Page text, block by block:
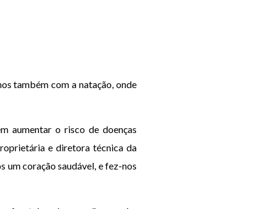
também com a natação, onde
aumentar o risco de doenças
e diretora técnica da
um coração saudável, e fez-nos